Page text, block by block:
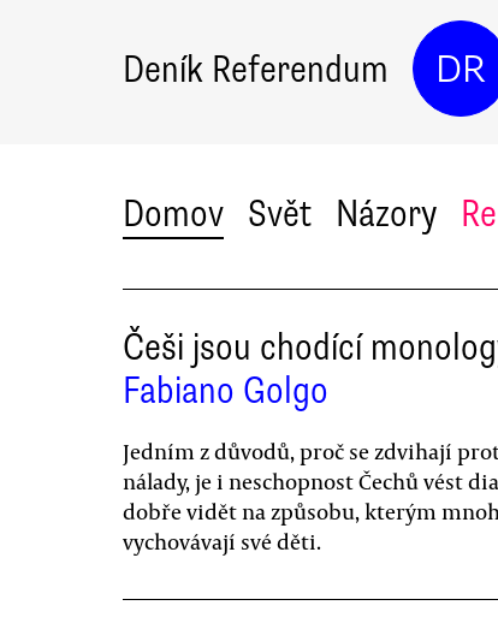
Deník Referendum DR
Domov Svět Názory
Češi jsou chodící
Fabiano Golgo
Jedním z důvodů, proč se zdvihají
nálady, je i neschopnost Čechů vést
dobře vidět na způsobu, kterým
vychovávají své děti.